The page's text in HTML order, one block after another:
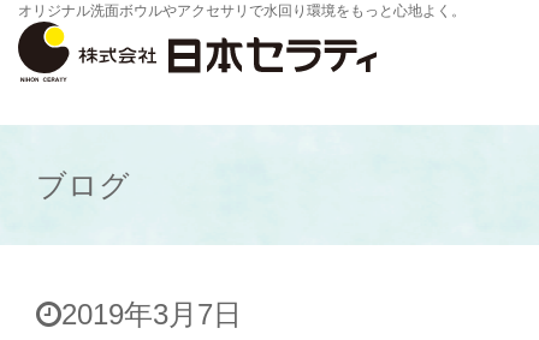
オリジナル洗面ボウルやアクセサリで水回り環境をもっと心地よく。
ブログ
2019年3月7日